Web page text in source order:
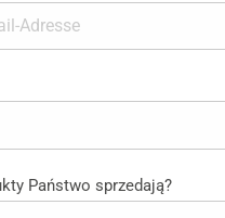
Państwo sprzedają?